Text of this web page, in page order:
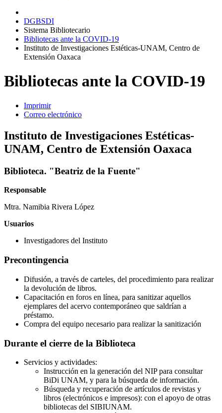
DGBSDI
Sistema Bibliotecario
Bibliotecas ante la COVID-19
Instituto de Investigaciones Estéticas-UNAM, Centro de
Extensión Oaxaca
Bibliotecas ante la COVID-19
Imprimir
Correo electrónico
Instituto de Investigaciones Estéticas-
UNAM, Centro de Extensión Oaxaca
Biblioteca. "Beatriz de la Fuente"
Responsable
Mtra. Namibia Rivera López
Usuarios
Investigadores del Instituto
Precontingencia
Difusión, a través de carteles, del procedimiento para realizar
la devolución de libros.
Capacitación en foros en línea, para sanitizar aquellos
ejemplares del acervo contemporáneo que saldrían a
préstamo.
Compra del equipo necesario para realizar la sanitización
Durante el cierre de la Biblioteca
Servicios y actividades:
Instrucción en la generación del NIP para consultar
BiDi UNAM, y para la búsqueda de información.
Búsqueda y recuperación de artículos de revistas y
libros (electrónicos e impresos): con el apoyo de otras
bibliotecas del SIBIUNAM.